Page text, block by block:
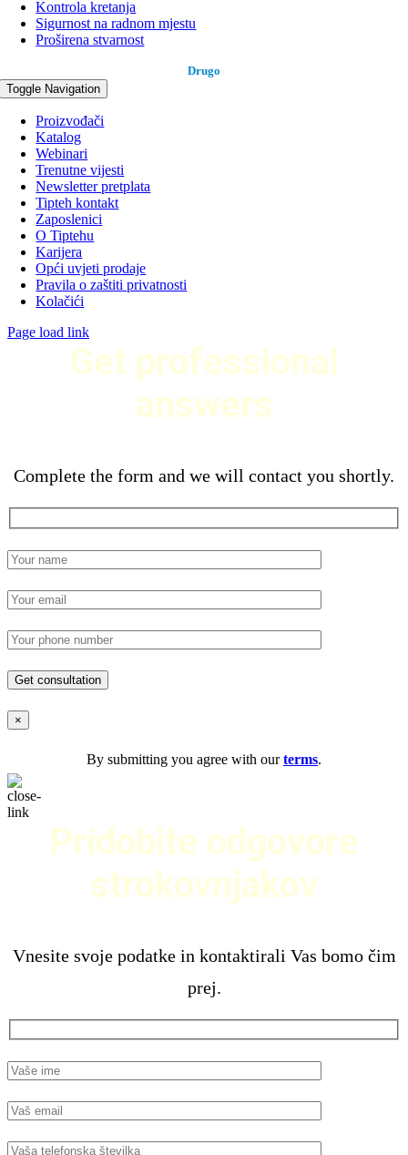
Kontrola kretanja
Sigurnost na radnom mjestu
Proširena stvarnost
Drugo
Toggle Navigation
Proizvođači
Katalog
Webinari
Trenutne vijesti
Newsletter pretplata
Tipteh kontakt
Zaposlenici
O Tiptehu
Karijera
Opći uvjeti prodaje
Pravila o zaštiti privatnosti
Kolačići
Page load link
Get professional
answers
Complete the form and we will contact you shortly.
×
By submitting you agree with ourterms.
Pridobite odgovore
strokovnjakov
Vnesite svoje podatke in kontaktirali Vas bomo čim
prej.